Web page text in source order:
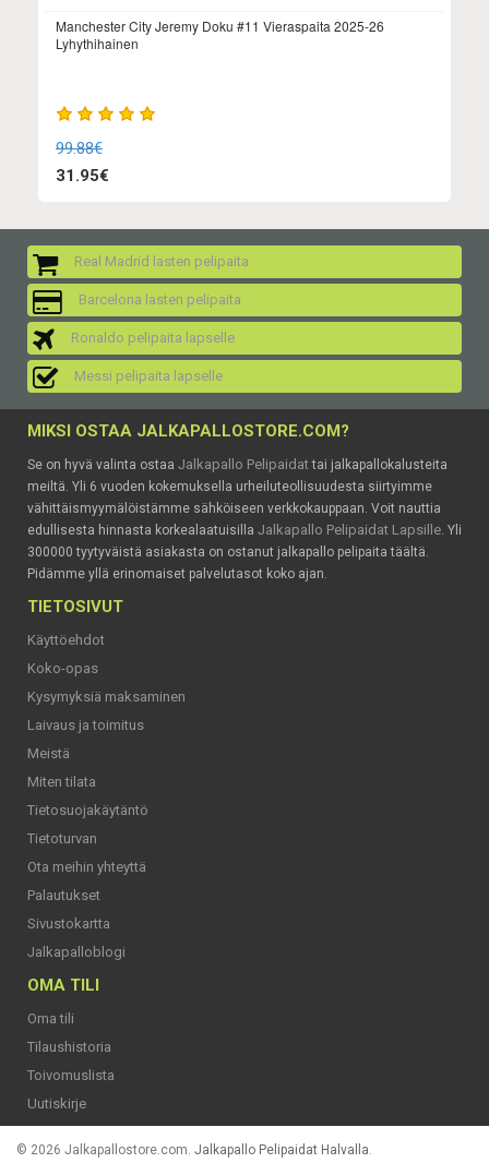
Manchester City Jeremy Doku #11 Vieraspaita 2025-26
Lyhythihainen
99.88€
31.95€
Real Madrid lasten pelipaita
Barcelona lasten pelipaita
Ronaldo pelipaita lapselle
Messi pelipaita lapselle
MIKSI OSTAA JALKAPALLOSTORE.COM?
Se on hyvä valinta ostaa Jalkapallo Pelipaidattai jalkapallokalusteita
meiltä. Yli 6 vuoden kokemuksella urheiluteollisuudesta siirtyimme
vähittäismyymälöistämme sähköiseen verkkokauppaan. Voit nauttia
edullisesta hinnasta korkealaatuisilla Jalkapallo Pelipaidat Lapsille. Yli
300000 tyytyväistä asiakasta on ostanut jalkapallo pelipaita täältä.
Pidämme yllä erinomaiset palvelutasot koko ajan.
TIETOSIVUT
Käyttöehdot
Koko-opas
Kysymyksiä maksaminen
Laivaus ja toimitus
Meistä
Miten tilata
Tietosuojakäytäntö
Tietoturvan
Ota meihin yhteyttä
Palautukset
Sivustokartta
Jalkapalloblogi
OMA TILI
Oma tili
Tilaushistoria
Toivomuslista
Uutiskirje
© 2026 Jalkapallostore.com. Jalkapallo Pelipaidat Halvalla.